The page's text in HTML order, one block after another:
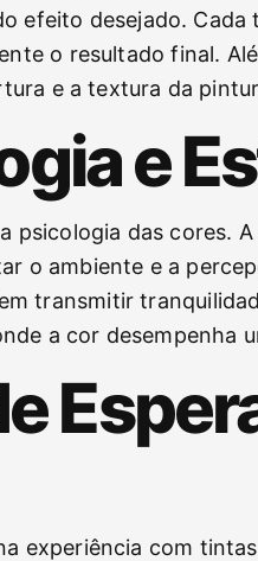
efeito desejado. Cada
o resultado final.
e a textura da
e
psicologia das cores.
o ambiente e a
transmitir
a cor desempenha
experiência com